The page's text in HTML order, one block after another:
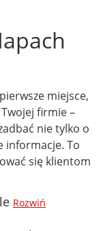
miejsce,
firmie –
nie tylko o
informacje. To
się klientom
Rozwiń